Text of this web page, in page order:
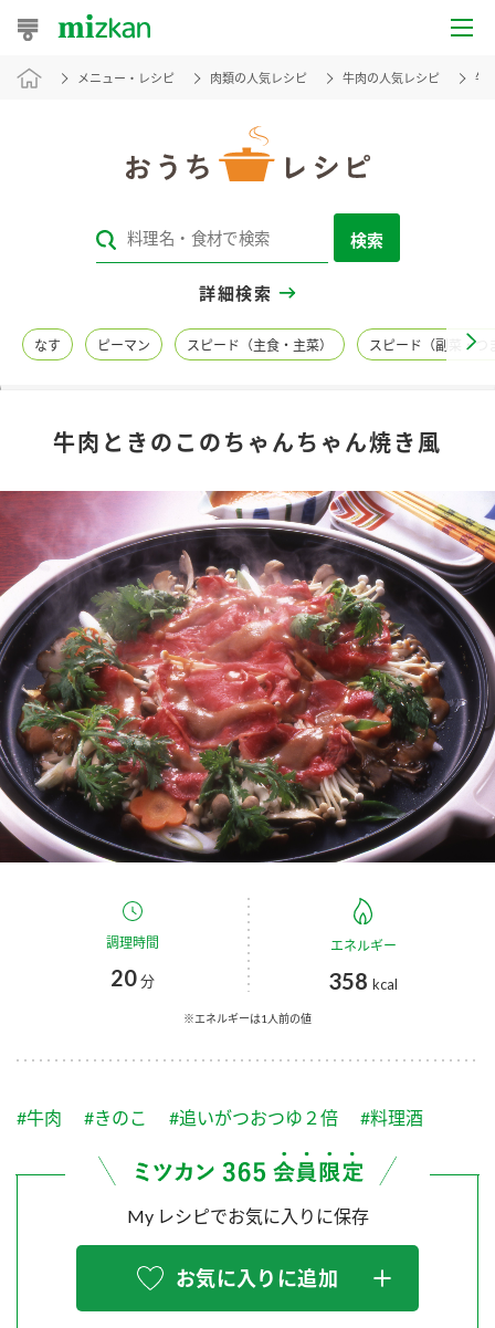
おうちレシピ
レシピカテゴリ一覧
レシピ名特集
商品情報
商品カテゴリ
酢 調味酢
お酢ドリンク ぽん酢
みりん風・料理酒 鍋用調味料
つゆ たれ
スープ 中華
ふりかけ おすしの素
炊き込みご飯の素 米飯用調味液
新商品一覧
キャンペーン情報
ブランド・スペシャルサイト
ブランド・スペシャルサイト トップ
商品ブランドサイト
Fibee（ファイビー）
くらしプラ酢
お酢ドリンク
つゆ
PIN印
スペシャルサイト
企業情報
国内事業概要
企業理念
ミツカンの歴史
ミツカンを知る
環境への取り組み
ZENB initiative
MIM（ミツカンミュージアム）
販売終了製品のご案内
よくあるご質問
メニュー・レシピ 肉類の人気レシピ 牛肉の人気レシピ 牛
検索
詳細検索
なす ピーマン スピード（主食・主菜） スピード（副菜・つ
牛肉ときのこのちゃんちゃん焼き風
調理時間
20分
エネルギー
358 kcal
※エネルギーは1人前の値
#牛肉 #きのこ #追いがつおつゆ２倍 #料理酒
My レシピでお気に入りに保存
お気に入りに追加